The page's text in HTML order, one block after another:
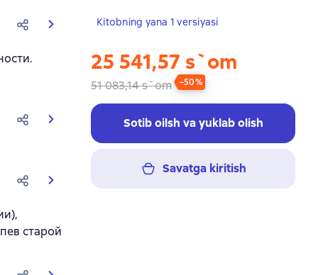
старой
Kitobning yana 1 versiyasi
25 541,57 s`om
51 083,14 s`om −50%
Sotib oilsh va yuklab olish
Savatga kiritish